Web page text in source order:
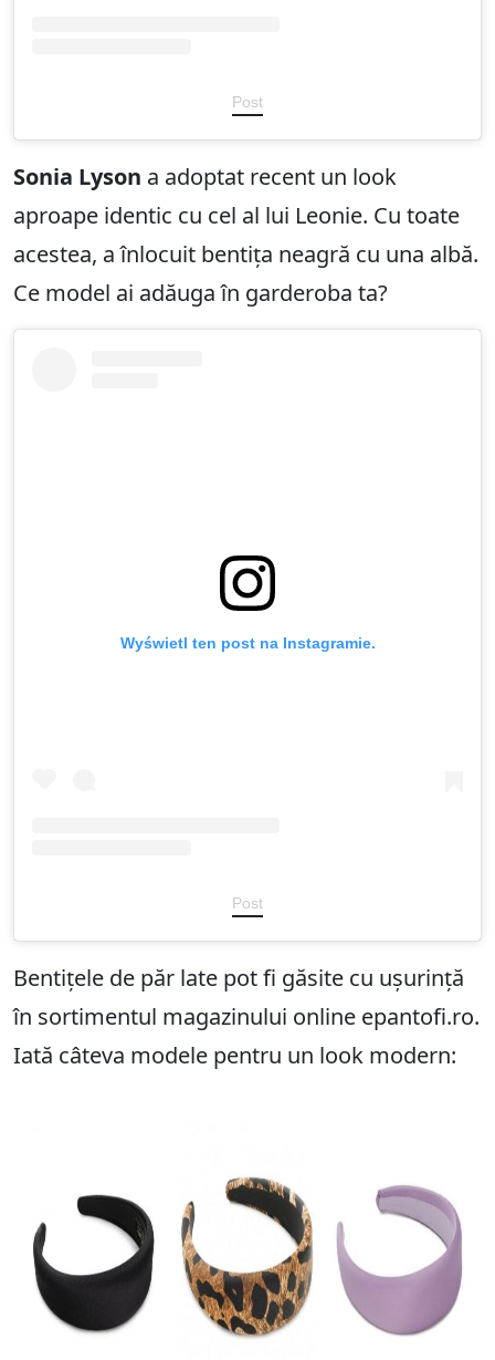
Post
Sonia Lyson a adoptat recent un look
aproape identic cu cel al lui Leonie. Cu toate
acestea, a înlocuit bentița neagră cu una albă.
Ce model ai adăuga în garderoba ta?
Wyświetl ten post na Instagramie.
Post
Bentițele de păr late pot fi găsite cu ușurință
în sortimentul magazinului online epantofi.ro.
Iată câteva modele pentru un look modern: